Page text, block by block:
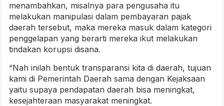
menambahkan, misalnya para pengusaha itu
melakukan manipulasi dalam pembayaran pajak
daerah tersebut, maka mereka masuk dalam kategori
penggelapan yang berarti mereka ikut melakukan
tindakan korupsi disana.
“Nah inilah bentuk transparansi kita di daerah, tujuan
kami di Pemerintah Daerah sama dengan Kejaksaan
yaitu supaya pendapatan daerah bisa meningkat,
kesejahteraan masyarakat meningkat.